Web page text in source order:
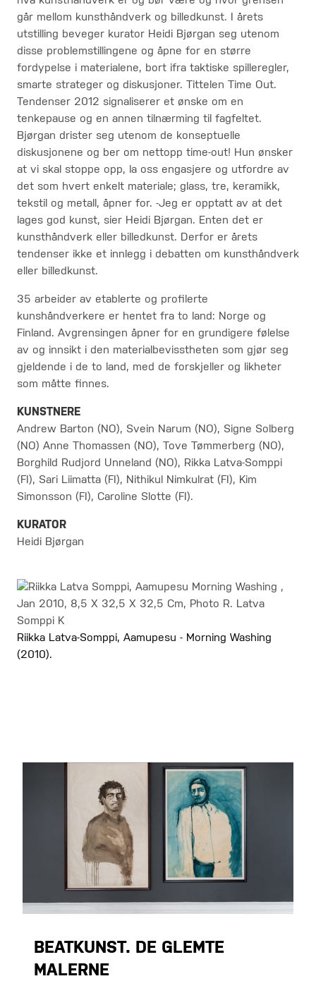
går mellom kunsthåndverk og billedkunst. I årets
utstilling beveger kurator Heidi Bjørgan seg utenom
disse problemstillingene og åpne for en større
fordypelse i materialene, bort ifra taktiske spilleregler,
smarte strateger og diskusjoner. Tittelen Time Out.
Tendenser 2012 signaliserer et ønske om en
tenkepause og en annen tilnærming til fagfeltet.
Bjørgan drister seg utenom de konseptuelle
diskusjonene og ber om nettopp time-out! Hun ønsker
at vi skal stoppe opp, la oss engasjere og utfordre av
det som hvert enkelt materiale; glass, tre, keramikk,
tekstil og metall, åpner for. -Jeg er opptatt av at det
lages god kunst, sier Heidi Bjørgan. Enten det er
kunsthåndverk eller billedkunst. Derfor er årets
tendenser ikke et innlegg i debatten om kunsthåndverk
eller billedkunst.
35 arbeider av etablerte og profilerte
kunshåndverkere er hentet fra to land: Norge og
Finland. Avgrensingen åpner for en grundigere følelse
av og innsikt i den materialbevisstheten som gjør seg
gjeldende i de to land, med de forskjeller og likheter
som måtte finnes.
KUNSTNERE
Andrew Barton (NO), Svein Narum (NO), Signe Solberg
(NO) Anne Thomassen (NO), Tove Tømmerberg (NO),
Borghild Rudjord Unneland (NO), Rikka Latva-Somppi
(FI), Sari Liimatta (FI), Nithikul Nimkulrat (FI), Kim
Simonsson (FI), Caroline Slotte (FI).
KURATOR
Heidi Bjørgan
Riikka Latva-Somppi, Aamupesu - Morning Washing
(2010).
BEATKUNST. DE GLEMTE
MALERNE